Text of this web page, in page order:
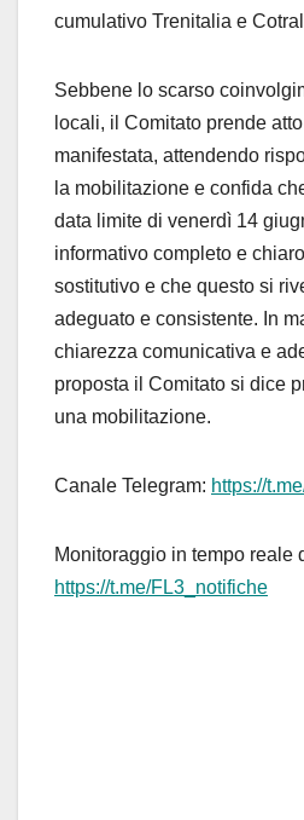
cumulativo Trenitalia e
Sebbene lo scarso
locali, il Comitato prende
manifestata, attendendo
la mobilitazione e confida
data limite di venerdì 14
informativo completo e
sostitutivo e che questo si
adeguato e consistente. In
chiarezza comunicativa e
proposta il Comitato si dice
una mobilitazione.
Canale Telegram: https://
Monitoraggio in tempo reale
https://t.me/FL3_notifiche